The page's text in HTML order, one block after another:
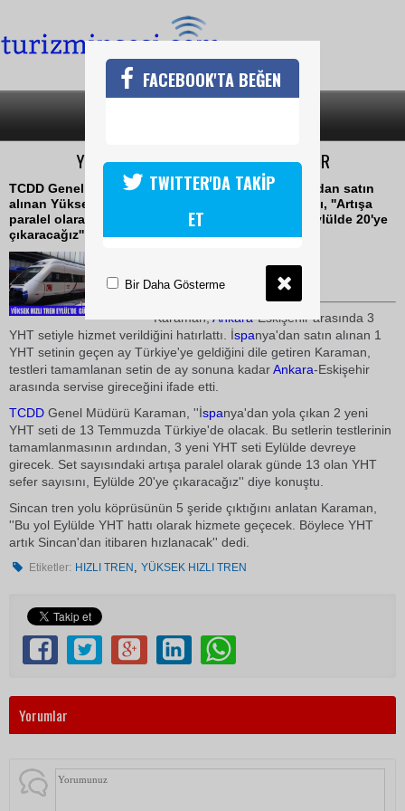
YÜKSEK HIZLI TREN SEFERLERİ ARTIYOR
TCDD Genel Müdürü Süleyman Karaman, İspanya'dan satın
alınan Yüksek Hızlı Tren seti testlerinin tamamlandı, ''Artışa
paralel olarak günde 13 olan YHT sefer sayısını, Eylülde 20'ye
çıkaracağız'' dedi
TURİZMİN SESİ
Karaman,Ankara-Eskişehir arasında 3
YHT setiyle hizmet verildiğini hatırlattı. İspanya'dan satın alınan 1
YHT setinin geçen ay Türkiye'ye geldiğini dile getiren Karaman,
testleri tamamlanan setin de ay sonuna kadarAnkara-Eskişehir
arasında servise gireceğini ifade etti.
TCDD Genel Müdürü Karaman, ''İspanya'dan yola çıkan 2 yeni
YHT seti de 13 Temmuzda Türkiye'de olacak. Bu setlerin testlerinin
tamamlanmasının ardından, 3 yeni YHT seti Eylülde devreye
girecek. Set sayısındaki artışa paralel olarak günde 13 olan YHT
sefer sayısını, Eylülde 20'ye çıkaracağız'' diye konuştu.
Sincan tren yolu köprüsünün 5 şeride çıktığını anlatan Karaman,
''Bu yol Eylülde YHT hattı olarak hizmete geçecek. Böylece YHT
artık Sincan'dan itibaren hızlanacak'' dedi.
Etiketler: HIZLI TREN ,YÜKSEK HIZLI TREN
Yorumlar
FACEBOOK'TA BEĞEN
TWITTER'DA TAKİP
ET
Bir Daha Gösterme